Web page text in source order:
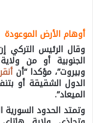
أوهام الأرض الموعودة
وقال الرئيس التركي
الجنوبية أو من
وبيروت”، مؤكدا “أن
الدول الشقيقة أو
الميعاد”.